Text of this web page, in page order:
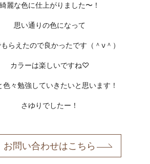
麗な色に仕上がりました〜！
思い通りの色になって
らえたので良かったです（＾ν＾）
カラーは楽しいですね♡
色々勉強していきたいと思います！
さゆりでしたー！
お問い合わせはこちら